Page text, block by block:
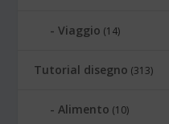
Viaggio (14)
Tutorial disegno (313)
Alimento (10)